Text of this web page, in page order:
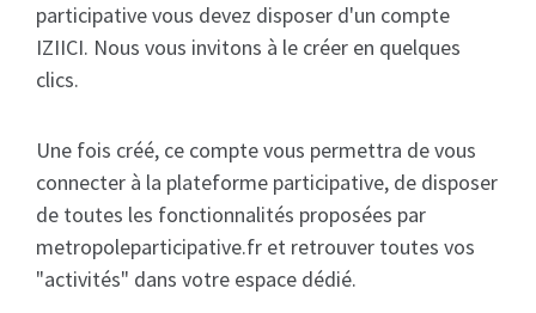
participative vous devez disposer d'un compte
IZIICI. Nous vous invitons à le créer en quelques
clics.
Une fois créé, ce compte vous permettra de vous
connecter à la plateforme participative, de disposer
de toutes les fonctionnalités proposées par
metropoleparticipative.fr et retrouver toutes vos
"activités" dans votre espace dédié.